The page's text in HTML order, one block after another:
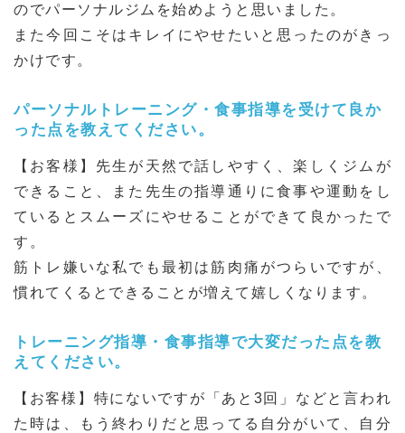
のでパーソナルジムを始めようと思いました。
また今回こそはキレイにやせたいと思ったのがきっ
かけです。
パーソナルトレーニング・食事指導を受けて良か
った点を教えてください。
【お客様】先生が天然で話しやすく、楽しくジムが
できること、また先生の指導通りに食事や運動をし
ているとスムーズにやせることができて良かったで
す。
筋トレ嫌いな私でも最初は筋肉痛がつらいですが、
慣れてくるとできることが増えて嬉しくなります。
トレーニング指導・食事指導で大変だった点を教
えてください。
【お客様】特にないですが「あと3回」などと言われ
た時は、もう終わりだと思ってる自分がいて、自分